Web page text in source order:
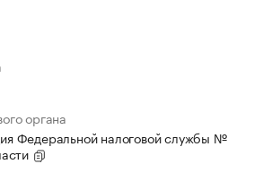
органа
Федеральной налоговой службы №